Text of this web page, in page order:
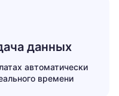
данных
автоматически
времени